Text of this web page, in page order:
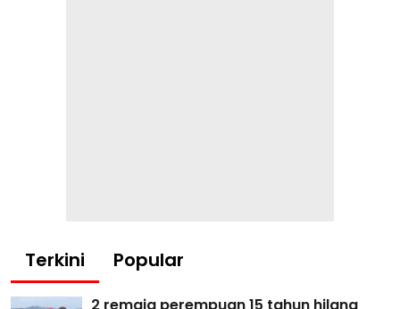
Terkini Popular
2 remaja perempuan 15 tahun hilang